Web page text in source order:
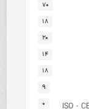
۷۰
۱۸
۲۰
۱۴
۱۸
۹
۰